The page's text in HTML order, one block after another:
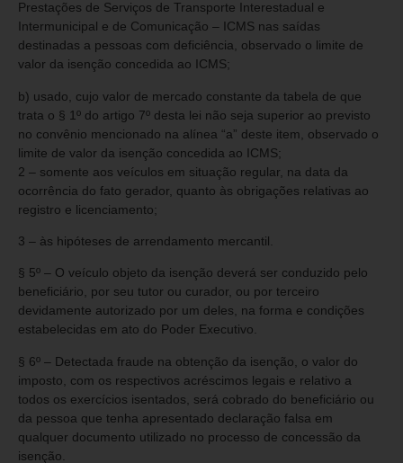
Prestações de Serviços de Transporte Interestadual e
Intermunicipal e de Comunicação – ICMS nas saídas
destinadas a pessoas com deficiência, observado o limite de
valor da isenção concedida ao ICMS;
b) usado, cujo valor de mercado constante da tabela de que
trata o § 1º do artigo 7º desta lei não seja superior ao previsto
no convênio mencionado na alínea “a” deste item, observado o
limite de valor da isenção concedida ao ICMS;
2 – somente aos veículos em situação regular, na data da
ocorrência do fato gerador, quanto às obrigações relativas ao
registro e licenciamento;
3 – às hipóteses de arrendamento mercantil.
§ 5º – O veículo objeto da isenção deverá ser conduzido pelo
beneficiário, por seu tutor ou curador, ou por terceiro
devidamente autorizado por um deles, na forma e condições
estabelecidas em ato do Poder Executivo.
§ 6º – Detectada fraude na obtenção da isenção, o valor do
imposto, com os respectivos acréscimos legais e relativo a
todos os exercícios isentados, será cobrado do beneficiário ou
da pessoa que tenha apresentado declaração falsa em
qualquer documento utilizado no processo de concessão da
isenção.